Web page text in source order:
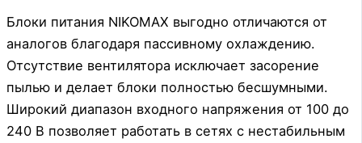
Блоки питания NIKOMAX выгодно отличаются от
аналогов благодаря пассивному охлаждению.
Отсутствие вентилятора исключает засорение
пылью и делает блоки полностью бесшумными.
Широкий диапазон входного напряжения от 100 до
240 В позволяет работать в сетях с нестабильным